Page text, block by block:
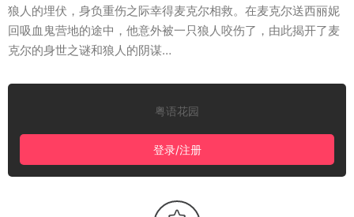
狼人的埋伏，身负重伤之际幸得麦克尔相救。在麦克尔送西丽妮
回吸血鬼营地的途中，他意外被一只狼人咬伤了，由此揭开了麦
克尔的身世之谜和狼人的阴谋…
粤语花园
登录/注册